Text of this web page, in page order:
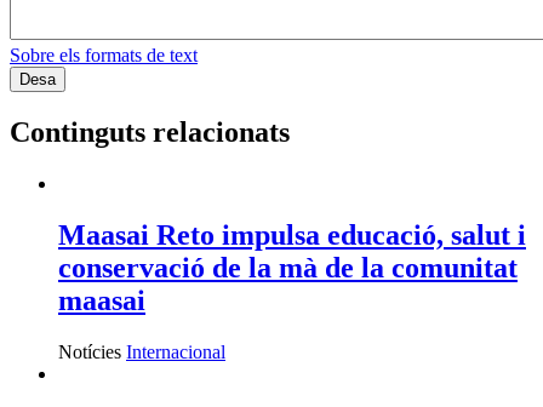
Sobre els formats de text
Continguts relacionats
Maasai Reto impulsa educació, salut i
conservació de la mà de la comunitat
maasai
Notícies Internacional